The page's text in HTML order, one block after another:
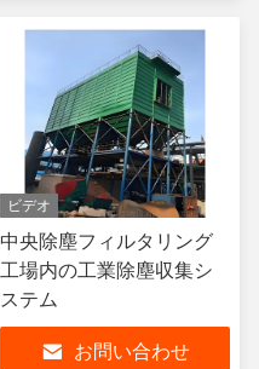
ビデオ
中央除塵フィルタリング
工場内の工業除塵収集シ
ステム
お問い合わせ